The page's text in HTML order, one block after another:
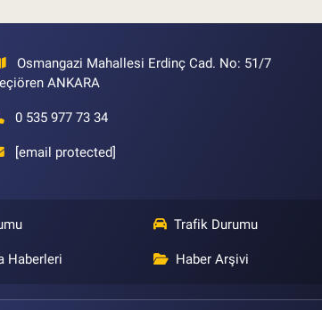
Osmangazi Mahallesi Erdinç Cad. No: 51/7
ANKARA
0 535 977 73 34
[email protected]
Trafik Durumu
Haberleri Haber Arşivi